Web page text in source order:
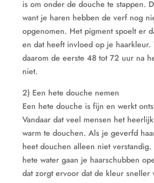
is om onder de douche te stappen.
want je haren hebben de verf nog
opgenomen. Het pigment spoelt er
en dat heeft invloed op je haarkleur.
daarom de eerste 48 tot 72 uur na
niet.
2) Een hete douche nemen
Een hete douche is fijn en werkt
Vandaar dat veel mensen het
warm te douchen. Als je geverfd
heet douchen alleen niet
hete water gaan je haarschubben
dat zorgt ervoor dat de kleur sneller